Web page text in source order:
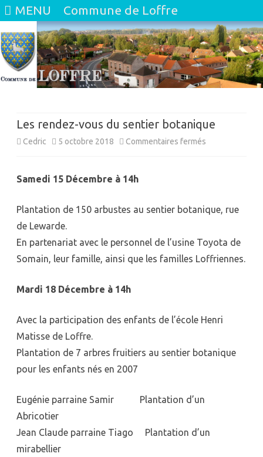
MENU Commune de Loffre
Les rendez-vous du sentier botanique
Cedric 5 octobre 2018 Commentaires fermés
sentier
botanique
Samedi 15 Décembre à 14h
Plantation de 150 arbustes au sentier botanique, rue
de Lewarde.
En partenariat avec le personnel de l’usine Toyota de
Somain, leur famille, ainsi que les familles Loffriennes.
Mardi 18 Décembre à 14h
Avec la participation des enfants de l’école Henri
Matisse de Loffre.
Plantation de 7 arbres fruitiers au sentier botanique
pour les enfants nés en 2007
Eugénie parraine Samir Plantation d’un
Abricotier
Jean Claude parraine Tiago Plantation d’un
mirabellier